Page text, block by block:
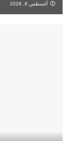
أغسطس 8, 2026